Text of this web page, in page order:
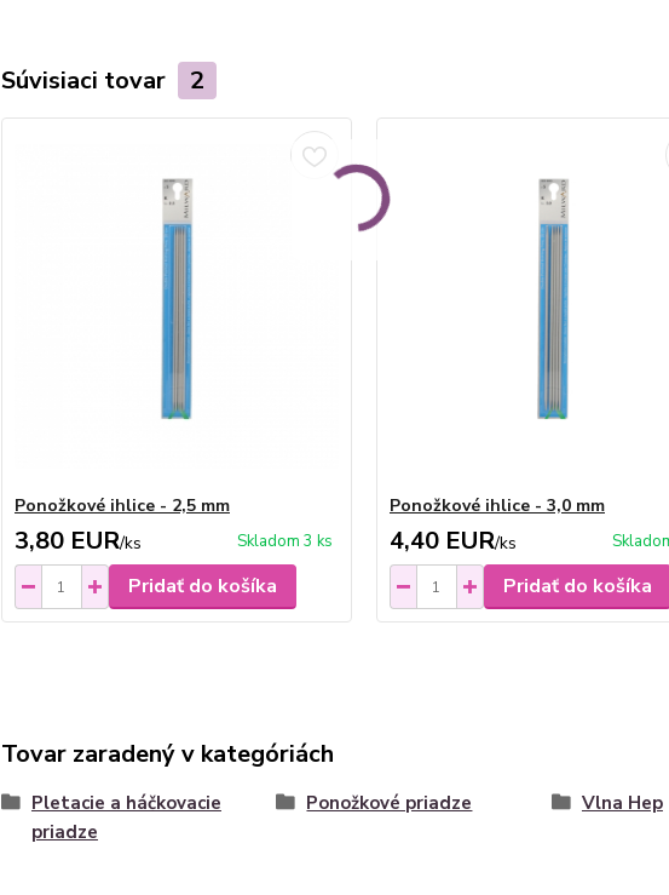
Súvisiaci tovar 2
Ponožkové ihlice - 2,5 mm
3,80 EUR/ks Skladom 3 ks
Pridať do košíka
Ponožkové ihlice - 3,0 mm
4,40 EUR/ks
Pridať do košíka
Tovar zaradený v kategóriách
Pletacie a háčkovacie
priadze
Ponožkové priadze Vlna Hep